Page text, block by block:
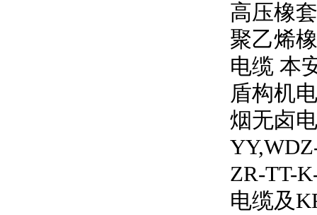
高压橡
聚乙烯
电缆 本
盾构机
烟无卤
ZR-TT-
电缆及